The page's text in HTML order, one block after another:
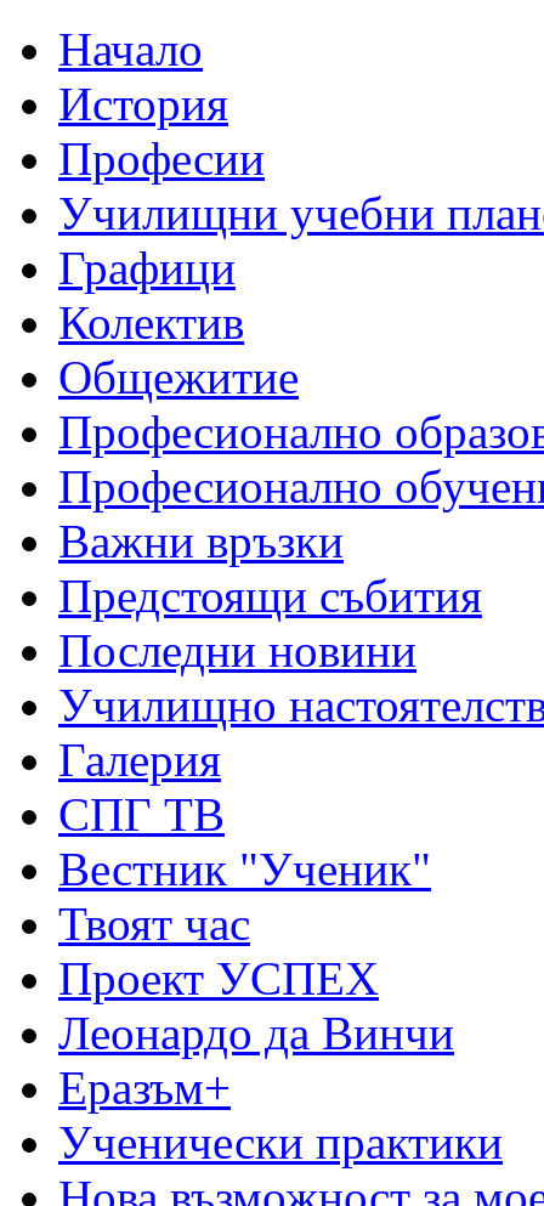
Начало
История
Професии
Училищни учебни
Графици
Колектив
Общежитие
Професионално
Професионално
Важни връзки
Предстоящи събития
Последни новини
Училищно
Галерия
СПГ ТВ
Вестник "Ученик"
Твоят час
Проект УСПЕХ
Леонардо да Винчи
Еразъм+
Ученически практики